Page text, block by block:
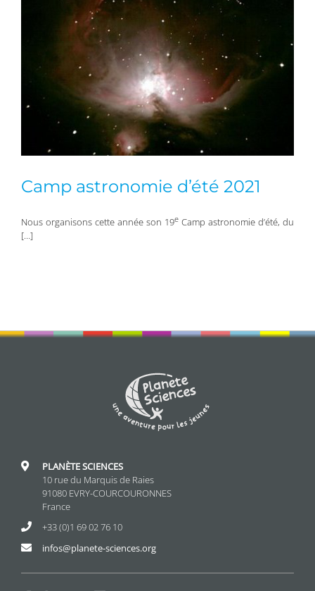
Camp astronomie d’été 2021
Nous organisons cette année son 19e Camp astronomie d’été, du
[…]
PLANÈTE SCIENCES
10 rue du Marquis de Raies
91080 EVRY-COURCOURONNES
France
+33 (0)1 69 02 76 10
infos@planete-sciences.org